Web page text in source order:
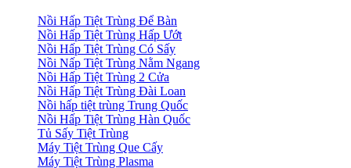
Nồi Hấp Tiệt Trùng Để Bàn
Nồi Hấp Tiệt Trùng Hấp Ướt
Nồi Hấp Tiệt Trùng Có Sấy
Nồi Nấp Tiệt Trùng Nằm Ngang
Nồi Hấp Tiệt Trùng 2 Cửa
Nồi Hấp Tiệt Trùng Đài Loan
Nồi hấp tiệt trùng Trung Quốc
Nồi Hấp Tiệt Trùng Hàn Quốc
Tủ Sấy Tiệt Trùng
Máy Tiệt Trùng Que Cấy
Máy Tiệt Trùng Plasma